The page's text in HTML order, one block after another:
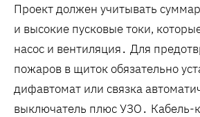
Проект должен учитывать
и высокие пусковые токи,
насос и вентиляция․ Для
пожаров в щиток обязательно
дифавтомат или связка
выключатель плюс УЗО․ Кабель-